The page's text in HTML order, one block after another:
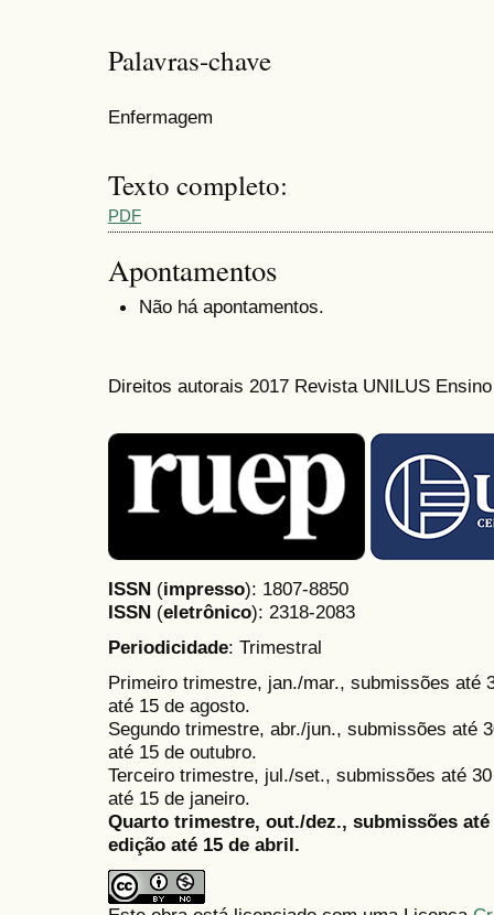
Palavras-chave
Enfermagem
Texto completo:
PDF
Apontamentos
Não há apontamentos.
Direitos autorais 2017 Revista UNILUS
ISSN (impresso): 1807-8850
ISSN (eletrônico): 2318-2083
Periodicidade: Trimestral
Primeiro trimestre, jan./mar., submissões até
até 15 de agosto.
Segundo trimestre, abr./jun., submissões até
até 15 de outubro.
Terceiro trimestre, jul./set., submissões até
até 15 de janeiro.
Quarto trimestre, out./dez., submissões
edição até 15 de abril.